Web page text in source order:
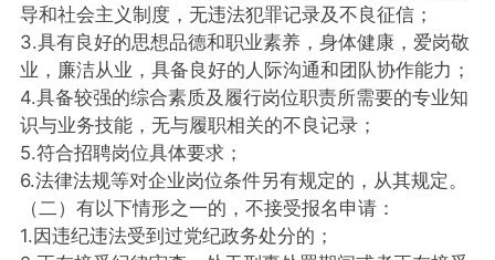
导和社会主义制度，无违法犯罪记录及不良征信；
3.具有良好的思想品德和职业素养，身体健康，爱岗敬
业，廉洁从业，具备良好的人际沟通和团队协作能力；
4.具备较强的综合素质及履行岗位职责所需要的专业知
识与业务技能，无与履职相关的不良记录；
5.符合招聘岗位具体要求；
6.法律法规等对企业岗位条件另有规定的，从其规定。
（二）有以下情形之一的，不接受报名申请：
1.因违纪违法受到过党纪政务处分的；